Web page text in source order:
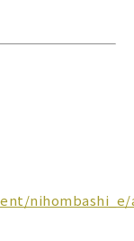
nihombashi_e/